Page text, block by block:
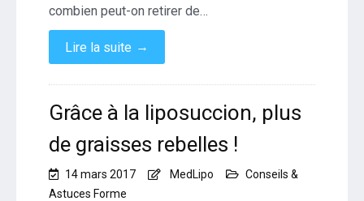
combien peut-on retirer de…
Lire la suite →
Grâce à la liposuccion, plus
de graisses rebelles !
14 mars 2017 MedLipo
Conseils &
Astuces Forme